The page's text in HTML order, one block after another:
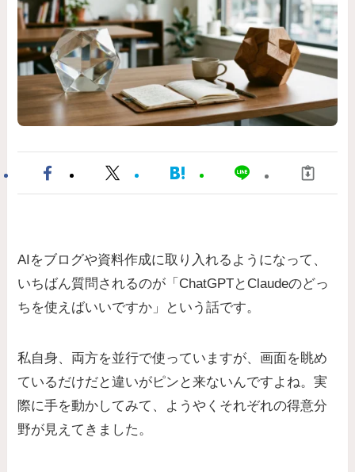
AIをブログや資料作成に取り入れるようになって、
いちばん質問されるのが「ChatGPTとClaudeのどっ
ちを使えばいいですか」という話です。
私自身、両方を並行で使っていますが、画面を眺め
ているだけだと違いがピンと来ないんですよね。実
際に手を動かしてみて、ようやくそれぞれの得意分
野が見えてきました。